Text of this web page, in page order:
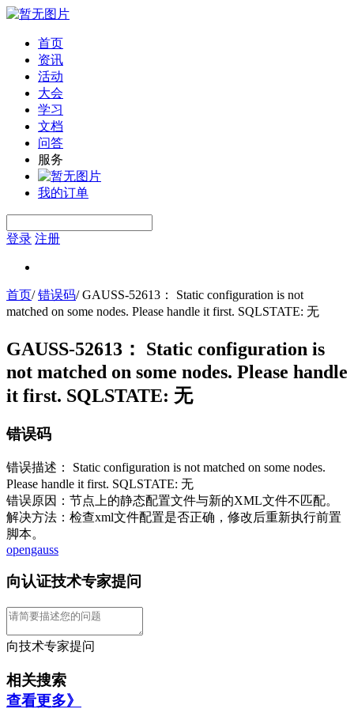
首页
资讯
活动
大会
学习
文档
问答
服务
我的订单
登录 注册
首页/错误码/GAUSS-52613： Static configuration is not
matched on some nodes. Please handle it first. SQLSTATE: 无
GAUSS-52613： Static configuration is
not matched on some nodes. Please handle
it first. SQLSTATE: 无
错误码
错误描述： Static configuration is not matched on some nodes.
Please handle it first. SQLSTATE: 无
错误原因：节点上的静态配置文件与新的XML文件不匹配。
解决方法：检查xml文件配置是否正确，修改后重新执行前置
脚本。
opengauss
向认证技术专家提问
向技术专家提问
相关搜索
查看更多》